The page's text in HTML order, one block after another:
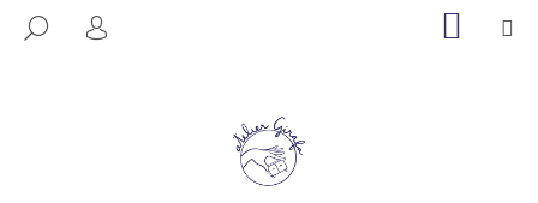
HLEDAT
PŘIHLÁŠENÍ KOŠÍK